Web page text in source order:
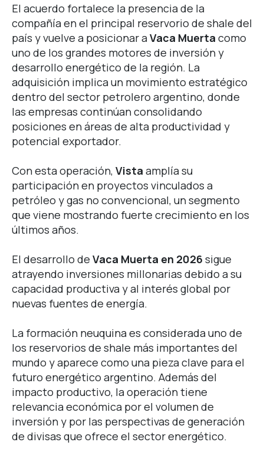
El acuerdo fortalece la presencia de la
compañía en el principal reservorio de shale del
país y vuelve a posicionar aVaca Muerta como
uno de los grandes motores de inversión y
desarrollo energético de la región. La
adquisición implica un movimiento estratégico
dentro del sector petrolero argentino, donde
las empresas continúan consolidando
posiciones en áreas de alta productividad y
potencial exportador.
Con esta operación, Vista amplía su
participación en proyectos vinculados a
petróleo y gas no convencional, un segmento
que viene mostrando fuerte crecimiento en los
últimos años.
El desarrollo de Vaca Muerta en 2026 sigue
atrayendo inversiones millonarias debido a su
capacidad productiva y al interés global por
nuevas fuentes de energía.
La formación neuquina es considerada uno de
los reservorios de shale más importantes del
mundo y aparece como una pieza clave para el
futuro energético argentino. Además del
impacto productivo, la operación tiene
relevancia económica por el volumen de
inversión y por las perspectivas de generación
de divisas que ofrece el sector energético.